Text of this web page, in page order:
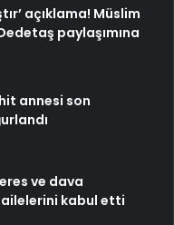
açıklama! Müslim
paylaşımına
annesi son
ve dava
ailelerini kabul etti